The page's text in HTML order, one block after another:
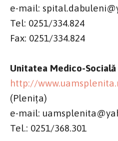
e-mail:
Tel: 0251/334.824
Fax: 0251/334.824
Unitatea Medico-Socială
http://
(Plenița)
e-mail:
Tel.: 0251/368.301